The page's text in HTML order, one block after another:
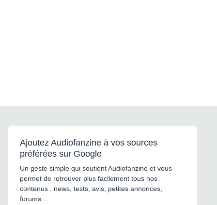
Ajoutez Audiofanzine à vos sources
préférées sur Google
Un geste simple qui soutient Audiofanzine et vous
permet de retrouver plus facilement tous nos
contenus : news, tests, avis, petites annonces,
forums...